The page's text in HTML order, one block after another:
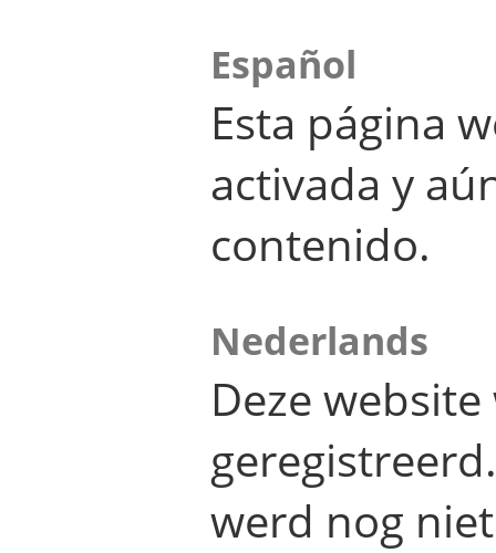
Español
Esta página
activada y
contenido.
Nederlands
Deze
werd nog